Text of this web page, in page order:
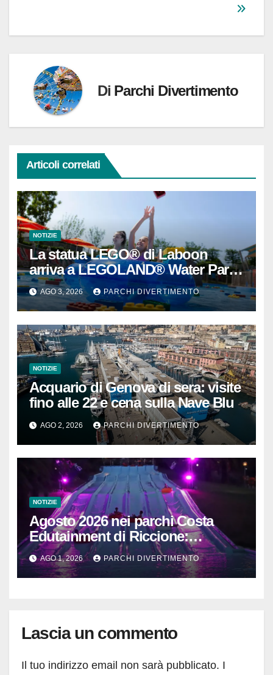
Di Parchi Divertimento
Articoli correlati
NOTIZIE
La statua LEGO® di Laboon
arriva a LEGOLAND® Water Park
Gardaland
AGO 3, 2026 PARCHI DIVERTIMENTO
NOTIZIE
Acquario di Genova di sera: visite
fino alle 22 e cena sulla Nave Blu
AGO 2, 2026 PARCHI DIVERTIMENTO
NOTIZIE
Agosto 2026 nei parchi Costa
Edutainment di Riccione:
DinsiemE, musica e notti con i
delfini
AGO 1, 2026 PARCHI DIVERTIMENTO
Lascia un commento
Il tuo indirizzo email non sarà pubblicato. I